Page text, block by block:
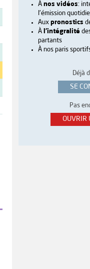
À nos vidéos:
l'émission
Aux pronostics
À l'intégralité
partants
À nos paris
Déjà
SE
Pas
OUVRIR